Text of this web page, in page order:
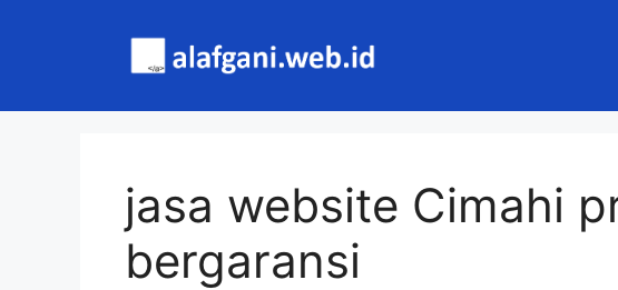
jasa website Cimahi
bergaransi